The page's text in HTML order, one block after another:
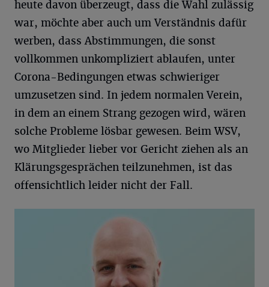
heute davon überzeugt, dass die Wahl zulässig
war, möchte aber auch um Verständnis dafür
werben, dass Abstimmungen, die sonst
vollkommen unkompliziert ablaufen, unter
Corona-Bedingungen etwas schwieriger
umzusetzen sind. In jedem normalen Verein,
in dem an einem Strang gezogen wird, wären
solche Probleme lösbar gewesen. Beim WSV,
wo Mitglieder lieber vor Gericht ziehen als an
Klärungsgesprächen teilzunehmen, ist das
offensichtlich leider nicht der Fall.